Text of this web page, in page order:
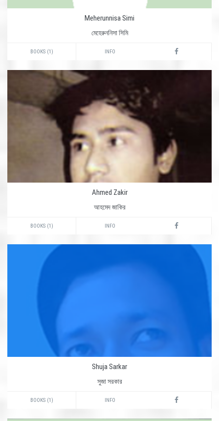
Meherunnisa Simi
মেহেরুননিসা সিমি
BOOKS (1) INFO
Ahmed Zakir
আহমেদ জাকির
BOOKS (1) INFO
Shuja Sarkar
সুজা সরকার
BOOKS (1) INFO